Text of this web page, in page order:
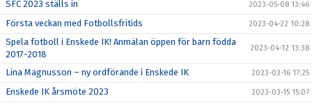
SFC 2023 ställs in 2023-05-08 13:46
Första veckan med Fotbollsfritids 2023-04-22 10:28
Spela fotboll i Enskede IK! Anmälan öppen för barn födda
2017-2018
2023-04-12 13:38
Lina Magnusson – ny ordförande i Enskede IK 2023-03-16 17:25
Enskede IK årsmöte 2023 2023-03-15 15:07